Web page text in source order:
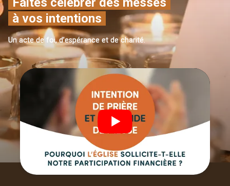
à vos intentions
Un acte de foi, d’espérance et de charité.